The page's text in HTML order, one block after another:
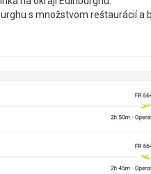
s množstvom reštaurácií a